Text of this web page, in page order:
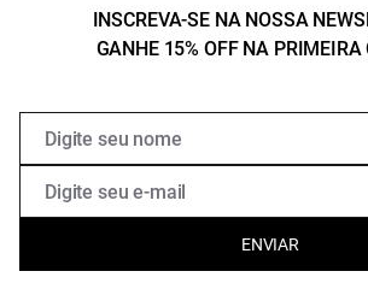
INSCREVA-SE NA NOSSA
GANHE 15% OFF NA PRIMEIRA
ENVIAR